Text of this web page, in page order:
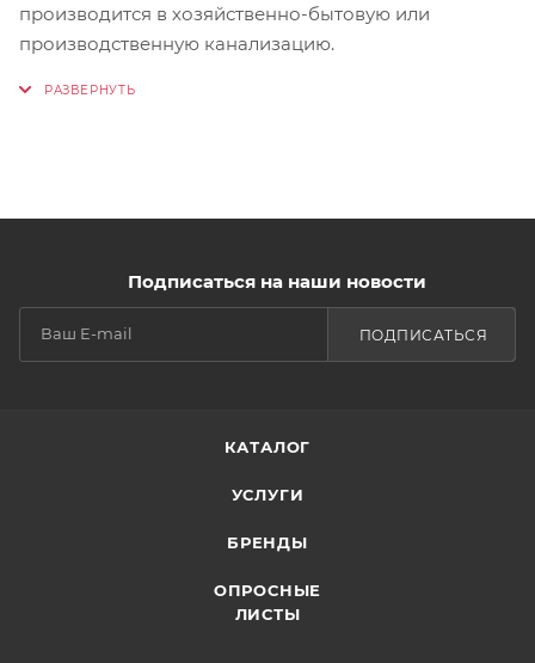
производится в хозяйственно-бытовую или
производственную канализацию.
Подписаться на наши новости
ПОДПИСАТЬСЯ
КАТАЛОГ
УСЛУГИ
БРЕНДЫ
ОПРОСНЫЕ
ЛИСТЫ